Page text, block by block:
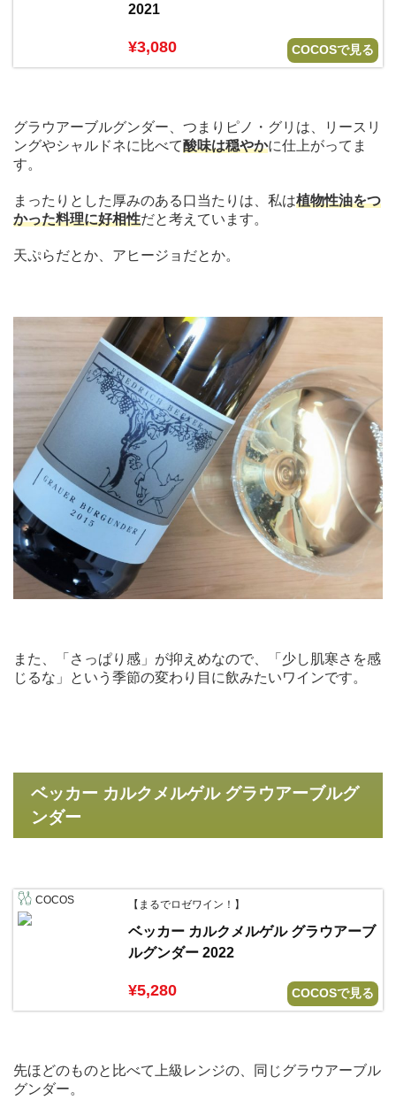
2021
¥3,080 COCOSで見る
グラウアーブルグンダー、つまりピノ・グリは、リースリ
ングやシャルドネに比べて酸味は穏やかに仕上がってま
す。
まったりとした厚みのある口当たりは、私は植物性油をつ
かった料理に好相性だと考えています。
天ぷらだとか、アヒージョだとか。
また、「さっぱり感」が抑えめなので、「少し肌寒さを感
じるな」という季節の変わり目に飲みたいワインです。
ベッカー カルクメルゲル グラウアーブルグ
ンダー
COCOS 【まるでロゼワイン！】
ベッカー カルクメルゲル グラウアーブ
ルグンダー 2022
¥5,280 COCOSで見る
先ほどのものと比べて上級レンジの、同じグラウアーブル
グンダー。